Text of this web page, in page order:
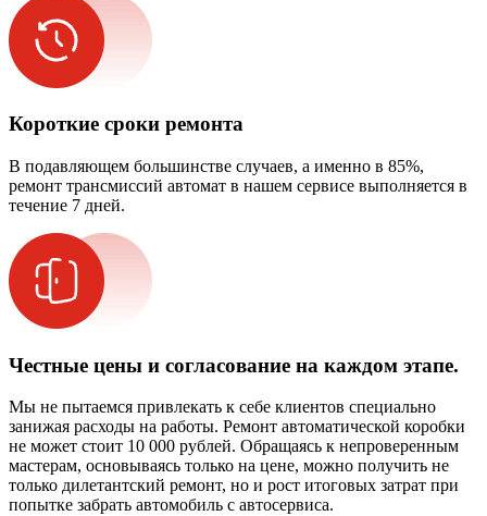
Короткие сроки ремонта
В подавляющем большинстве случаев, а именно в 85%,
ремонт трансмиссий автомат в нашем сервисе выполняется в
течение 7 дней.
Честные цены и согласование на каждом этапе.
Мы не пытаемся привлекать к себе клиентов специально
занижая расходы на работы. Ремонт автоматической коробки
не может стоит 10 000 рублей. Обращаясь к непроверенным
мастерам, основываясь только на цене, можно получить не
только дилетантский ремонт, но и рост итоговых затрат при
попытке забрать автомобиль с автосервиса.